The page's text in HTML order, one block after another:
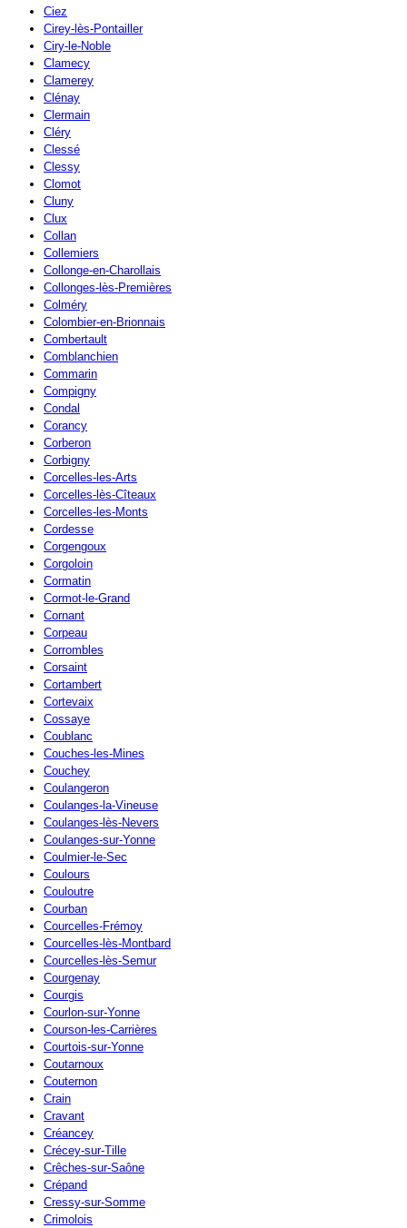
Ciez
Cirey-lès-Pontailler
Ciry-le-Noble
Clamecy
Clamerey
Clénay
Clermain
Cléry
Clessé
Clessy
Clomot
Cluny
Clux
Collan
Collemiers
Collonge-en-Charollais
Collonges-lès-Premières
Colméry
Colombier-en-Brionnais
Combertault
Comblanchien
Commarin
Compigny
Condal
Corancy
Corberon
Corbigny
Corcelles-les-Arts
Corcelles-lès-Cîteaux
Corcelles-les-Monts
Cordesse
Corgengoux
Corgoloin
Cormatin
Cormot-le-Grand
Cornant
Corpeau
Corrombles
Corsaint
Cortambert
Cortevaix
Cossaye
Coublanc
Couches-les-Mines
Couchey
Coulangeron
Coulanges-la-Vineuse
Coulanges-lès-Nevers
Coulanges-sur-Yonne
Coulmier-le-Sec
Coulours
Couloutre
Courban
Courcelles-Frémoy
Courcelles-lès-Montbard
Courcelles-lès-Semur
Courgenay
Courgis
Courlon-sur-Yonne
Courson-les-Carrières
Courtois-sur-Yonne
Coutarnoux
Couternon
Crain
Cravant
Créancey
Crécey-sur-Tille
Crêches-sur-Saône
Crépand
Cressy-sur-Somme
Crimolois